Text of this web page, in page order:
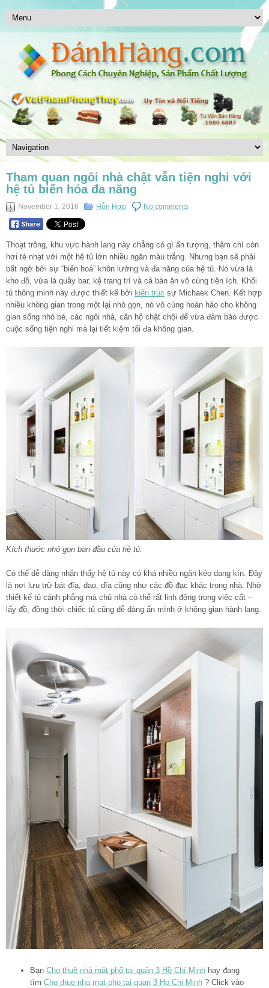
Tham quan ngôi nhà chật vẫn tiện nghi với
hệ tủ biến hóa đa năng
November 1, 2016 Hỗn Hợp No comments
Thoạt trông, khu vực hành lang này chẳng có gì ấn tượng, thậm chí còn
hơi tẻ nhạt với một hệ tủ lớn nhiều ngăn màu trắng. Nhưng bạn sẽ phải
bất ngờ bởi sự “biến hoá” khôn lường và đa năng của hệ tủ. Nó vừa là
kho đồ, vừa là quầy bar, kệ trang trí và cả bàn ăn vô cùng tiện ích. Khối
tủ thông minh này được thiết kế bởi kiến trúc sự Michaek Chen. Kết hợp
nhiều không gian trong một lại nhỏ gọn, nó vô cùng hoàn hảo cho không
gian sống nhỏ bé, các ngôi nhà, căn hộ chật chội để vừa đảm bảo được
cuộc sống tiện nghi mà lại tiết kiệm tối đa không gian.
Kích thước nhỏ gọn ban đầu của hệ tủ.
Có thể dễ dàng nhận thấy hệ tủ này có khá nhiều ngăn kéo dạng kín. Đây
là nơi lưu trữ bát đĩa, dao, dĩa cũng như các đồ đạc khác trong nhà. Nhờ
thiết kế tủ cánh phẳng mà chủ nhà có thể rất linh động trong việc cất –
lấy đồ, đồng thời chiếc tủ cũng dễ dàng ẩn mình ở không gian hành lang.
Bạn Cho thuê nhà mặt phố tại quận 3 Hồ Chí Minh hay đang
tìm Cho thue nha mat pho tai quan 3 Ho Chi Minh ? Click vào